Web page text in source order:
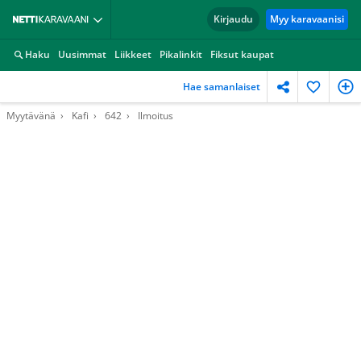
Kirjaudu Myy karavaanisi
Haku Uusimmat Liikkeet Pikalinkit Fiksut kaupat
Hae samanlaiset
Myytävänä Kafi 642 Ilmoitus